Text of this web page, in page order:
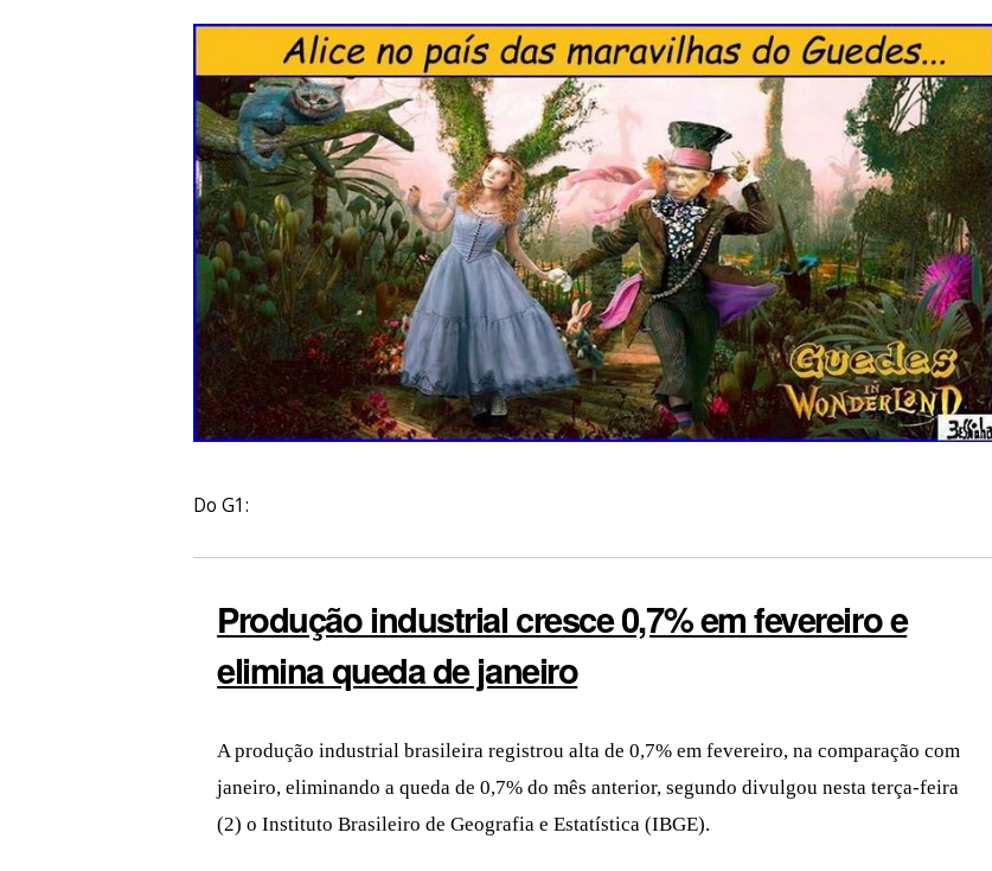
Do G1:
Produção industrial cresce 0,7% em fevereiro e
elimina queda de janeiro
A produção industrial brasileira registrou alta de 0,7% em fevereiro, na comparação com
janeiro, eliminando a queda de 0,7% do mês anterior, segundo divulgou nesta terça-feira
(2) o Instituto Brasileiro de Geografia e Estatística (IBGE).